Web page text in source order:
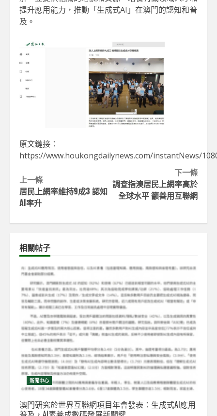
提升應用能力，推動「生成式AI」在澳門的認知和普
及。
原文鏈接：
https://www.houkongdailynews.com/instantNews/
Continue
Reading
下一條
調查指澳居民上網率高於
全球水平 籲善用互聯網
上一條
居民上網率維持9成3 認知
AI率升
相關帖子
新聞中心
澳門研究於世界互聯網項目年會發表：生成式AI應用